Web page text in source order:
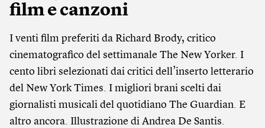
film e canzoni
I venti film preferiti da Richard Brody, critico
cinematografico del settimanale The New Yorker. I
cento libri selezionati dai critici dell’inserto letterario
del New York Times. I migliori brani scelti dai
giornalisti musicali del quotidiano The Guardian. E
altro ancora. Illustrazione di Andrea De Santis.